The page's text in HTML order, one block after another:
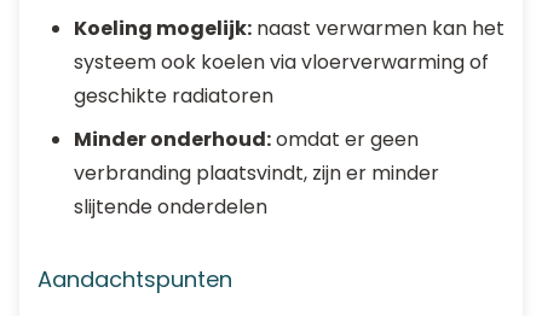
Koeling mogelijk: naast verwarmen kan het
systeem ook koelen via vloerverwarming of
geschikte radiatoren
Minder onderhoud:omdat er geen
verbranding plaatsvindt, zijn er minder
slijtende onderdelen
Aandachtspunten